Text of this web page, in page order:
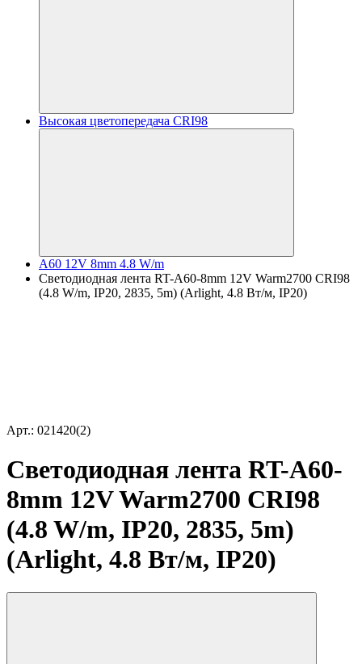
Высокая цветопередача CRI98
A60 12V 8mm 4.8 W/m
Светодиодная лента RT-A60-8mm 12V Warm2700 CRI98
(4.8 W/m, IP20, 2835, 5m) (Arlight, 4.8 Вт/м, IP20)
Арт.: 021420(2)
Светодиодная лента RT-A60-
8mm 12V Warm2700 CRI98
(4.8 W/m, IP20, 2835, 5m)
(Arlight, 4.8 Вт/м, IP20)